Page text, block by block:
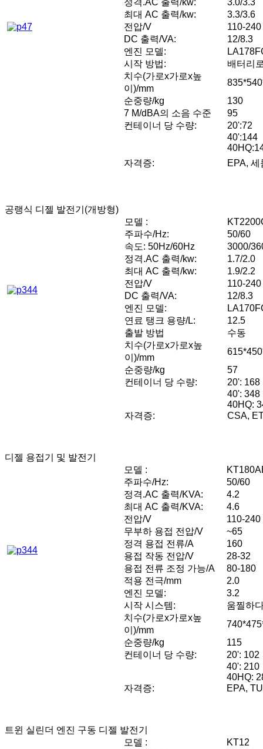
정격.AC 출력/kw:
3.0/3.3
최대 AC 출력/kw:
3.3/3.6
전압/V
110-240
DC 출력/VA:
12/8.3
엔진 모델:
시작 방법:
배터리
치수(가로x가로x높
이)/mm
순중량/kg
130
7 M/dBA의 소음 수준
95
컨테이너 당 수량:
20':72
40':144
자격증:
EPA, 세
공랭식 디젤 발전기(개방형)
모델 :
주파수/Hz:
50/60
속도: 50Hz/60Hz
3000/
정격.AC 출력/kw:
1.7/2.0
최대 AC 출력/kw:
1.9/2.2
전압/V
110-240
DC 출력/VA:
12/8.3
엔진 모델:
연료 탱크 용량/L:
12.5
출발 방법
수동
치수(가로x가로x높
이)/mm
순중량/kg
57
컨테이너 당 수량:
20': 168
40': 348
40HQ:
자격증:
CSA,
디젤 용접기 및 발전기
모델 :
주파수/Hz:
50/60
정격.AC 출력/KVA:
4.2
최대 AC 출력/KVA:
4.6
전압/V
110-240
무부하 용접 전압/V
~65
정격 용접 전류/A
160
용접 작동 전압/V
28-32
용접 전류 조정 가능/A
80-180
적용 전극/mm
2.0
엔진 모델:
3.2
시작 시스템:
움찔하
치수(가로x가로x높
이)/mm
순중량/kg
115
컨테이너 당 수량:
20': 102
40': 210
40HQ:
자격증:
EPA,
트윈 실린더 엔진 구동 디젤 발전기
모델 :
KT12